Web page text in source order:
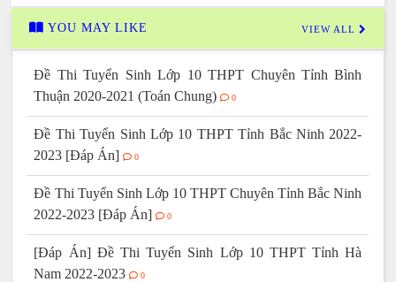
YOU MAY LIKE VIEW ALL
Đề Thi Tuyển Sinh Lớp 10 THPT Chuyên Tỉnh Bình
Thuận 2020-2021 (Toán Chung)
0
Đề Thi Tuyển Sinh Lớp 10 THPT Tỉnh Bắc Ninh 2022-
2023 [Đáp Án]
0
Đề Thi Tuyển Sinh Lớp 10 THPT Chuyên Tỉnh Bắc Ninh
2022-2023 [Đáp Án]
0
[Đáp Án] Đề Thi Tuyển Sinh Lớp 10 THPT Tỉnh Hà
Nam 2022-2023
0